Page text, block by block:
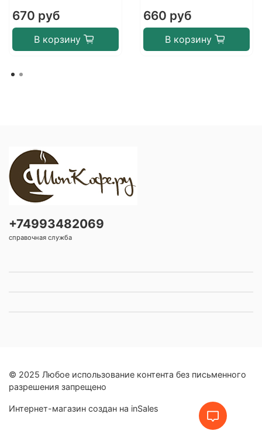
670 руб
В корзину
660 руб
В корзину
+74993482069
справочная служба
© 2025 Любое использование контента без письменного
разрешения запрещено
Интернет-магазин создан на inSales